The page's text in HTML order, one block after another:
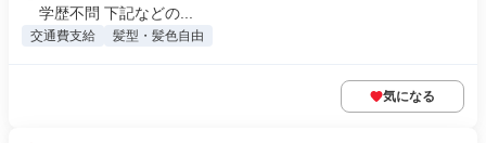
学歴不問 下記などの...
交通費支給 髪型・髪色自由
気になる